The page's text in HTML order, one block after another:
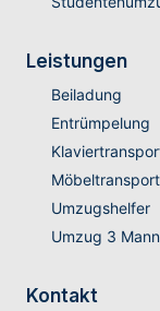
Leistungen
Beiladung
Entrümpelung
Möbeltransport
Umzugshelfer
Umzug 3
Kontakt